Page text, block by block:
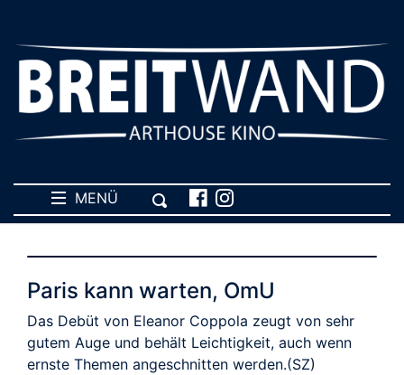
MENÜ
Paris kann warten, OmU
Das Debüt von Eleanor Coppola zeugt von sehr
gutem Auge und behält Leichtigkeit, auch wenn
ernste Themen angeschnitten werden.(SZ)